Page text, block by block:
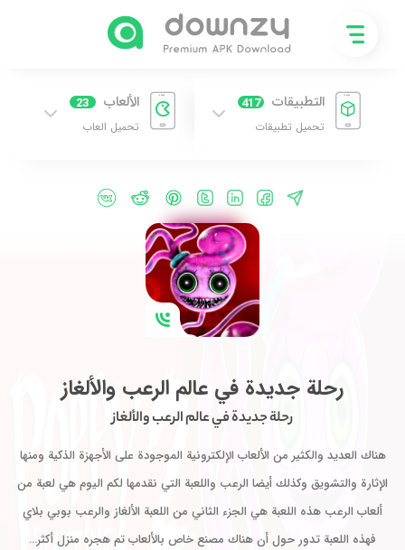
التطبيقات 417
تحميل تطبيقات
الألعاب 23
تحميل العاب
رحلة جديدة في عالم الرعب والألغاز
رحلة جديدة في عالم الرعب والألغاز
هناك العديد والكثير من الألعاب الإلكترونية الموجودة على الأجهزة الذكية ومنها
الإثارة والتشويق وكذلك أيضا الرعب واللعبة التي نقدمها لكم اليوم هي لعبة من
ألعاب الرعب هذه اللعبة هي الجزء الثاني من اللعبة الألغاز والرعب بوبي بلاي
فهذه اللعبة تدور حول أن هناك مصنع خاص بالألعاب تم هجره منزل أكثر…